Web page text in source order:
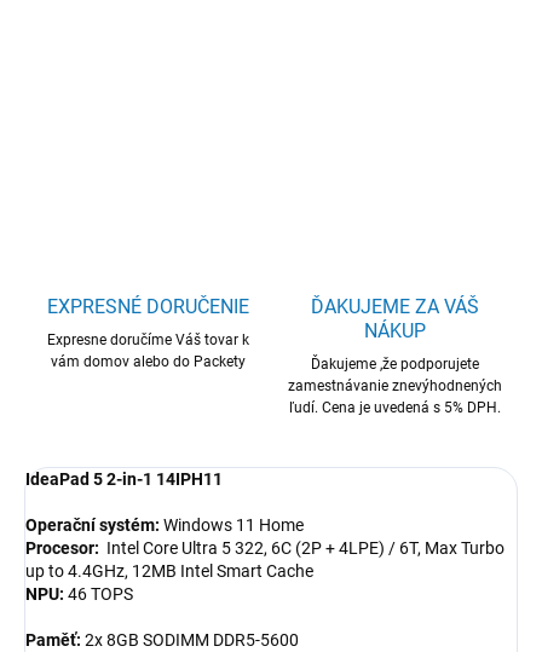
EXPRESNÉ DORUČENIE
Expresne doručíme Váš tovar k
vám domov alebo do Packety
ĎAKUJEME ZA VÁŠ
NÁKUP
Ďakujeme ,že podporujete
zamestnávanie znevýhodnených
ľudí. Cena je uvedená s 5% DPH.
IdeaPad 5 2-in-1 14IPH11
Operační systém: Windows 11 Home
Procesor: Intel Core Ultra 5 322, 6C (2P + 4LPE) / 6T, Max Turbo
up to 4.4GHz, 12MB Intel Smart Cache
NPU: 46 TOPS
Paměť: 2x 8GB SODIMM DDR5-5600